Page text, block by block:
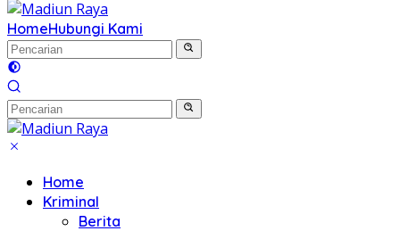
HomeHubungi Kami
Home
Kriminal
Berita